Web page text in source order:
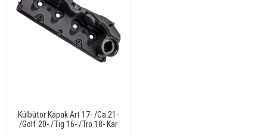
Külbütor Kapak Art 17- /Ca 21-
/Golf 20- /Tıg 16- /Tro 18- Kar